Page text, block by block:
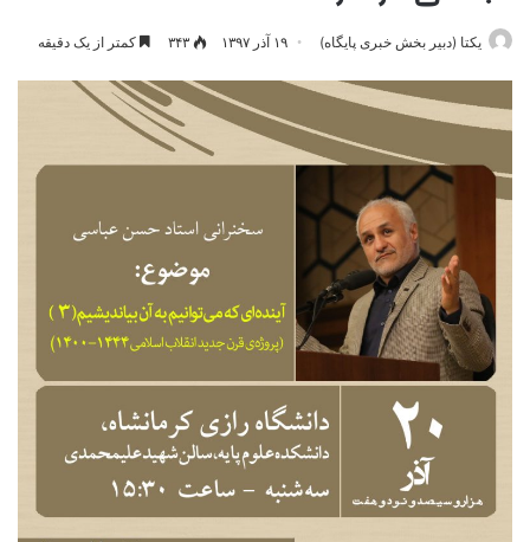
یکتا (دبیر بخش خبری پایگاه) ۱۹ آذر ۱۳۹۷ ۳۴۳ کمتر از یک دقیقه